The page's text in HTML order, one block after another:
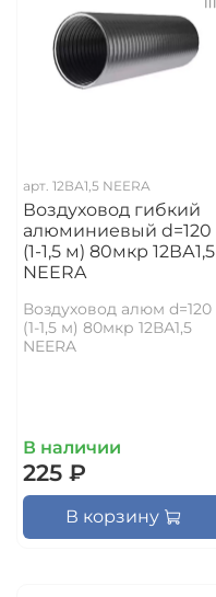
арт. 12ВА1,5 NEERA
Воздуховод гибкий
алюминиевый d=120
(1-1,5 м) 80мкр 12ВА1,5
NEERA
Воздуховод алюм d=120
(1-1,5 м) 80мкр 12ВА1,5
NEERA
В наличии
225 ₽
В корзину